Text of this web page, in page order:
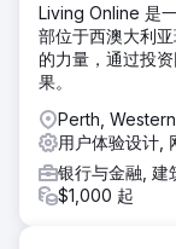
Living Online 是
部位于西澳大利
的力量，通过投
果。
Perth,
用户体验设计,
银行与金融, 建
$1,000 起